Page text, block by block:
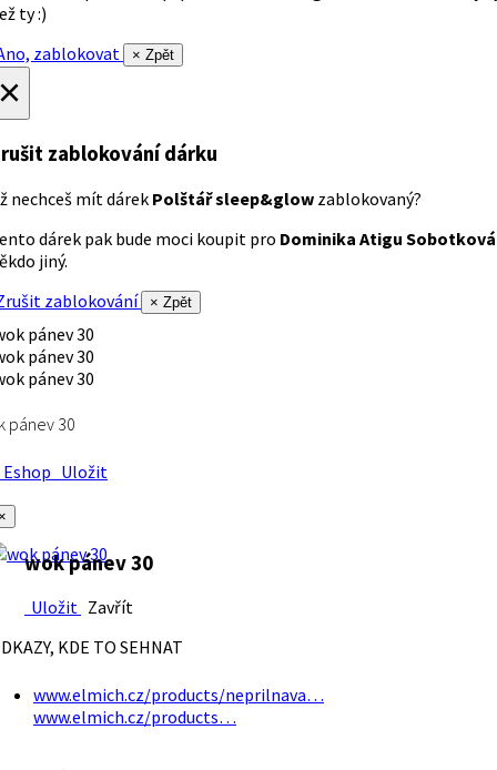
ty :)
zablokovat
× Zpět
zablokování dárku
nechceš mít dárek Polštář sleep&glow zablokovaný?
dárek pak bude moci koupit pro Dominika Atigu Sobotková
jiný.
zablokování
× Zpět
pánev 30
Uložit
wok pánev 30
Uložit Zavřít
KDE TO SEHNAT
www.elmich.cz/products/neprilnava…
www.elmich.cz/products…